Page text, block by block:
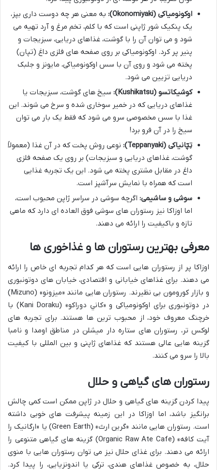
اوکونومیاکی (Okonomiyaki):
به معنی هر چه دوست داری بپز،
یک پنکیک شور ژاپنی است که با کلم، تخم مرغ و آرد تهیه می
شود و می توان آن را با گوشت، غذاهای دریایی، سبزیجات و
پنیر پر کرد. اوکونومیاکی بر روی صفحه های فلزی داغ (تپان)
پخته می شود و روی آن با سس اوکونومیاکی، مایونز و جلبک
دریایی تزیین می شود.
کوشیکاتسو (Kushikatsu):
سیخ های گوشت، سبزیجات یا
غذاهای دریایی که در خمیر سوخاری شده و سرخ می شوند. این
غذا با سس مخصوصی سرو می شود که فقط یک بار می توان
سیخ را در آن فرو برد!
تِپّانیاکی (Teppanyaki):
نوعی روش پخت که در آن غذا (معمولاً
گوشت، غذاهای دریایی و سبزیجات) بر روی یک صفحه فلزی
داغ در مقابل مشتری پخته می شود. این یک تجربه غذایی
است که همراه با نمایش سرآشپز است.
سوشی و ساشیمی: اگرچه سوشی در سراسر ژاپن محبوب است،
اما اوزاکا نیز رستوران های سوشی فوق العاده ای دارد که ماهی
تازه و باکیفیت را ارائه می دهند.
معرفی بهترین رستوران ها و غذاخوری ها
اوزاکا پر از رستوران هایی است که هر کدام تجربه ای خاص را ارائه
می دهند. برای غذاهای خیابانی و اقتصادی، خیابان های دوتونبوری
و بازار کورومون بی نظیرند. رستوران هایی مانند «میزونو» (Mizuno)
در دوتونبوری برای اوکونومیاکی و «کاني دوراکو» (Kani Doraku) با
خرچنگ معروف خود، از محبوب ترین ها هستند. برای تجربه های
لوکس تر، رستوران های ستاره دار میشلن در مناطق اومدا و نامبا
گزینه هایی عالی هستند که غذاهای ژاپنی و بین المللی با کیفیت
بالا را سرو می کنند.
رستوران های گیاهی و حلال
پیدا کردن گزینه های گیاهی و حلال در ژاپن ممکن است کمی چالش
برانگیز باشد، اما اوزاکا در این زمینه پیشرفت های خوبی داشته
است. رستوران هایی مانند «گرین ارث» (Green Earth) یا «ارگانیک را
آیت کافه» (Organic Raw Ate Cafe) گزینه های گیاهی متنوعی را
ارائه می دهند. برای غذای حلال نیز می توان رستوران هایی با منوی
حلال، به خصوص غذاهای هندی، ترکی یا اندونزیایی، را پیدا کرد.